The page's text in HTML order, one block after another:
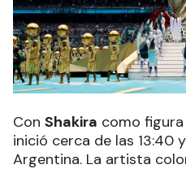
Con Shakira como
inició cerca de las 13:40
Argentina. La artista